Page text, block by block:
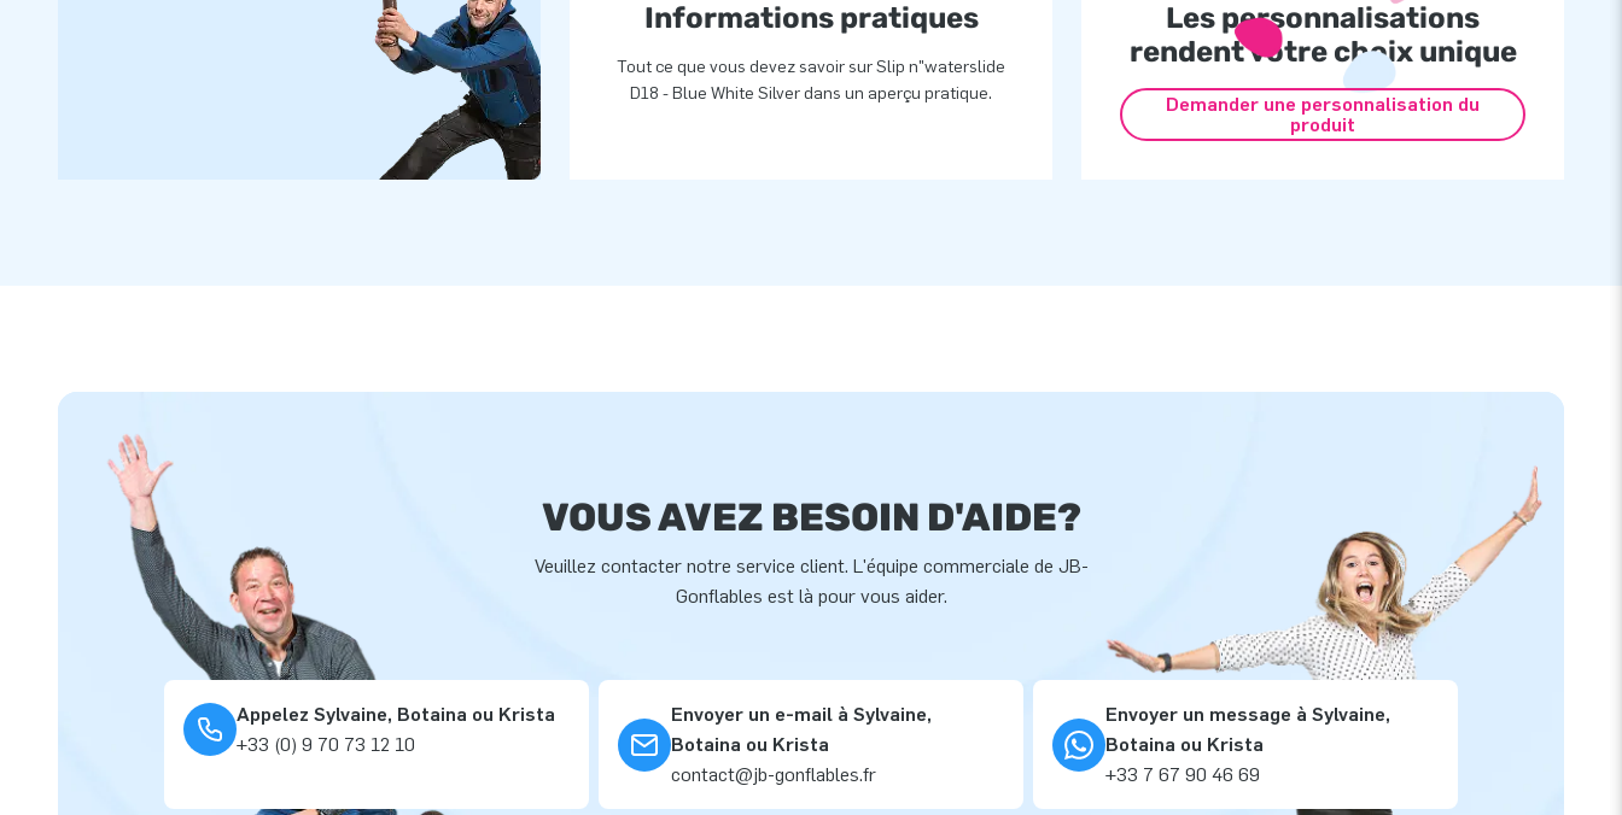
Informations pratiques
Tout ce que vous devez savoir sur Slip n"waterslide
D18 - Blue White Silver dans un aperçu pratique.
Les personnalisations
rendent votre choix unique
Demander une personnalisation du
produit
VOUS AVEZ BESOIN D'AIDE?
Veuillez contacter notre service client. L'équipe commerciale de JB-
Gonflables est là pour vous aider.
Appelez Sylvaine, Botaina ou Krista
+33 (0) 9 70 73 12 10
Envoyer un e-mail à Sylvaine,
Botaina ou Krista
contact@jb-gonflables.fr
Envoyer un message à Sylvaine,
Botaina ou Krista
+33 7 67 90 46 69